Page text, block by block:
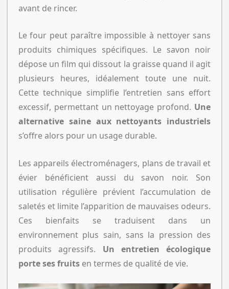
avant de rincer.
Le four peut paraître impossible à nettoyer sans
produits chimiques spécifiques. Le savon noir
dépose un film qui dissout la graisse quand il agit
plusieurs heures, idéalement toute une nuit.
Cette technique simplifie l’entretien sans effort
excessif, permettant un nettoyage profond. Une
alternative saine aux nettoyants industriels
s’offre alors pour un usage durable.
Les appareils électroménagers, plans de travail et
évier bénéficient aussi du savon noir. Son
utilisation régulière prévient l’accumulation de
saletés et limite l’apparition de mauvaises odeurs.
Ces bienfaits se traduisent dans un
environnement plus sain, sans la pression des
produits agressifs. Un entretien écologique
porte ses fruitsen termes de qualité de vie.